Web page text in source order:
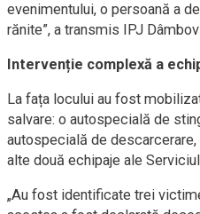
evenimentului, o persoană a
rănite”, a transmis IPJ
Intervenție complexă a
La fața locului au fost
salvare: o autospecială de
autospecială de
alte două echipaje ale
„Au fost identificate trei